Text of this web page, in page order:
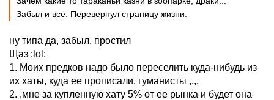
Забыл и всё. Перевернул страницу жизни.
ну типа да, забыл, простил
Щаз :lol:
1. Моих предков надо было переселить куда-нибудь из
их хаты, куда ее прописали, гуманисты ,,,,
2. ,мне за купленную хату 5% от ее рынка и будет она